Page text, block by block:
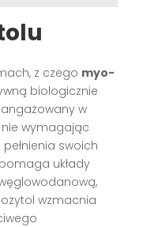
z czego myo-
biologicznie
w
wymagając
swoich
układy
wzmacnia